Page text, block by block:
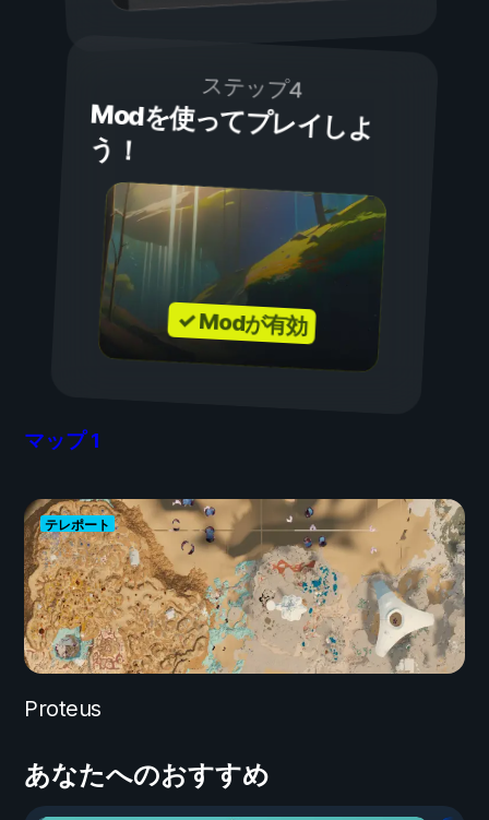
ステップ4
Modを使ってプレイしよ
う！
✓ Modが有効
マップ1
テレポート
Proteus
あなたへのおすすめ